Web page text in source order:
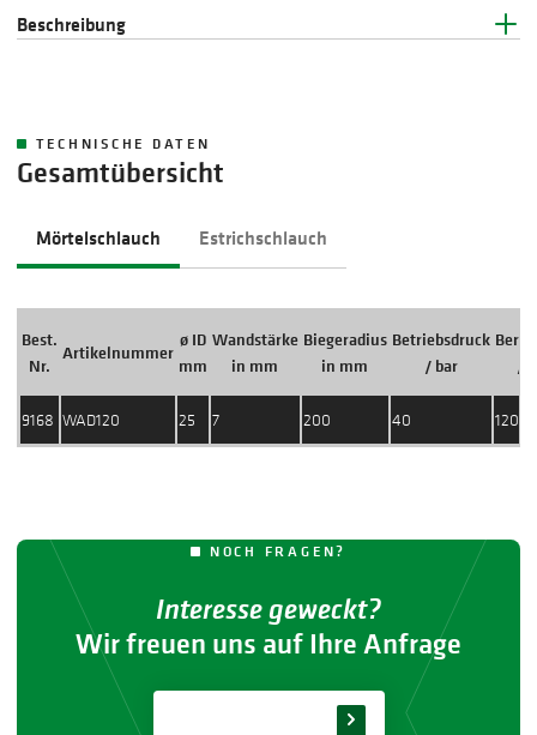
Beschreibung
TECHNISCHE DATEN
Gesamtübersicht
Mörtelschlauch Estrichschlauch
Best.
Nr.
Artikelnummer
ø ID
mm
Wandstärke
in mm
Biegeradius
in mm
Betriebsdruck
/ bar
/
9168 WAD120 25 7 200 40 120
NOCH FRAGEN?
Interesse geweckt?
Wir freuen uns auf Ihre Anfrage